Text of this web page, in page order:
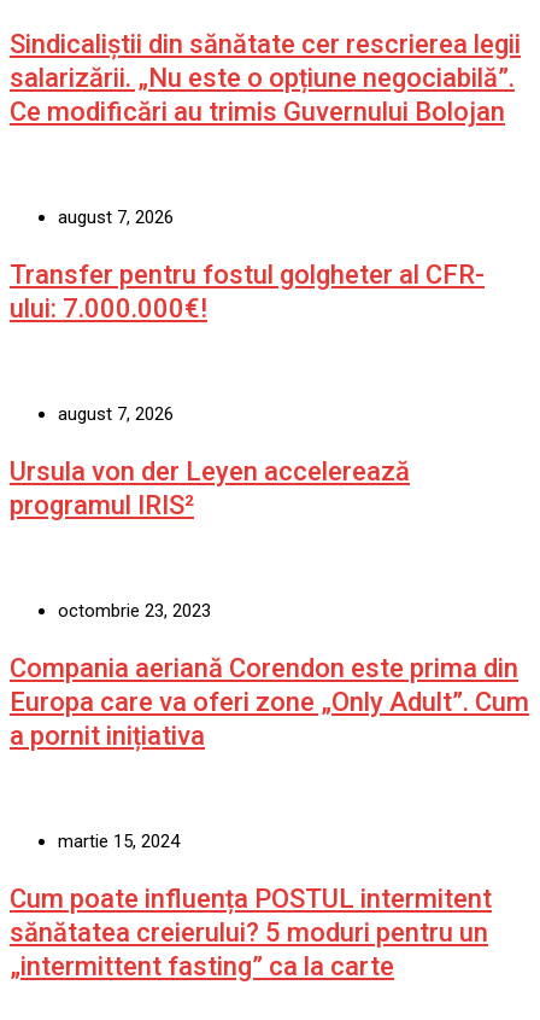
Sindicaliștii din sănătate cer rescrierea legii
salarizării. „Nu este o opțiune negociabilă”.
Ce modificări au trimis Guvernului Bolojan
august 7, 2026
Transfer pentru fostul golgheter al CFR-
ului: 7.000.000€!
august 7, 2026
Ursula von der Leyen accelerează
programul IRIS²
octombrie 23, 2023
Compania aeriană Corendon este prima din
Europa care va oferi zone „Only Adult”. Cum
a pornit inițiativa
martie 15, 2024
Cum poate influența POSTUL intermitent
sănătatea creierului? 5 moduri pentru un
„intermittent fasting” ca la carte